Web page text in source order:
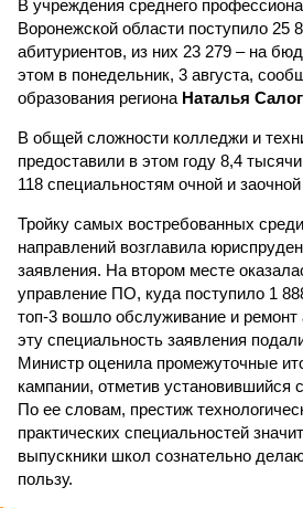
В учреждения среднего
Воронежской области поступило 25
абитуриентов, из них 23 279 – на
этом в понедельник, 3 августа,
образования региона Наталья
В общей сложности колледжи и
предоставили в этом году 8,4
118 специальностям очной и
Тройку самых востребованных
направлений возглавила
заявления. На втором месте
управление ПО, куда поступило 1
топ-3 вошло обслуживание и ремонт
эту специальность заявления
Министр оценила промежуточные
кампании, отметив установившийся
По ее словам, престиж
практических специальностей
выпускники школ сознательно
пользу.